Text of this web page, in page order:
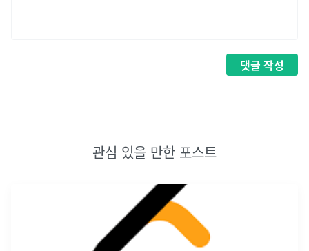
댓글 작성
관심 있을 만한 포스트